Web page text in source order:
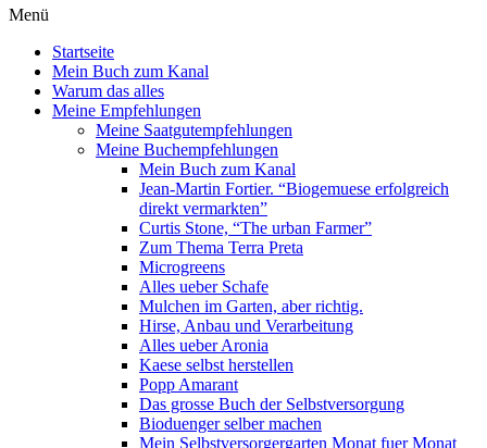
Menü
Startseite
Mein Buch zum Kanal
Warum das alles
Meine Empfehlungen
Meine Saatgutempfehlungen
Meine Buchempfehlungen
Mein Buch zum Kanal
Jean-Martin Fortier. “Biogemuese erfolgreich
direkt vermarkten”
Curtis Stone, “The urban Farmer”
Zum Thema Terra Preta
Microgreens
Alles ueber Schafe
Mulchen im Garten, aber richtig.
Hirse, Anbau und Verarbeitung
Alles ueber Aronia
Kaese selbst herstellen
Popp Amarant
Das grosse Buch der Selbstversorgung
Bioduenger selber machen
Mein Selbstversorgergarten Monat fuer Monat